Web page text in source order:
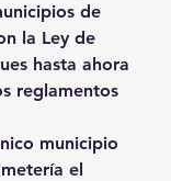
de
la Ley de
hasta ahora
reglamentos
municipio
el